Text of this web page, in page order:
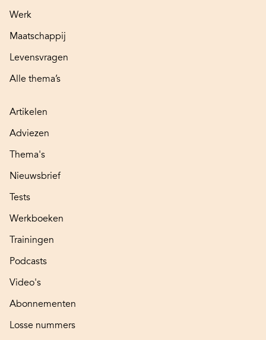
Werk
Maatschappij
Levensvragen
Alle thema’s
Artikelen
Adviezen
Thema's
Nieuwsbrief
Tests
Werkboeken
Trainingen
Podcasts
Video's
Abonnementen
Losse nummers